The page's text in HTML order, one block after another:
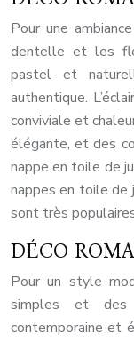
Pour une
dentelle et les
pastel et
authentique.
conviviale et
élégante, et des
nappe en toile de
nappes en toile de
sont très
DÉCO
Pour un style
simples et des
contemporaine et